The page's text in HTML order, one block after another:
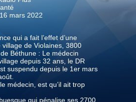
16 mars 2022
qui a fait l’effet d’une
village de Violaines, 3800
Béthune : Le médecin
depuis 32 ans, le DR
suspendu depuis le 1er mars
médecin, est qu’il ait trop
qui pénalise ses 2700